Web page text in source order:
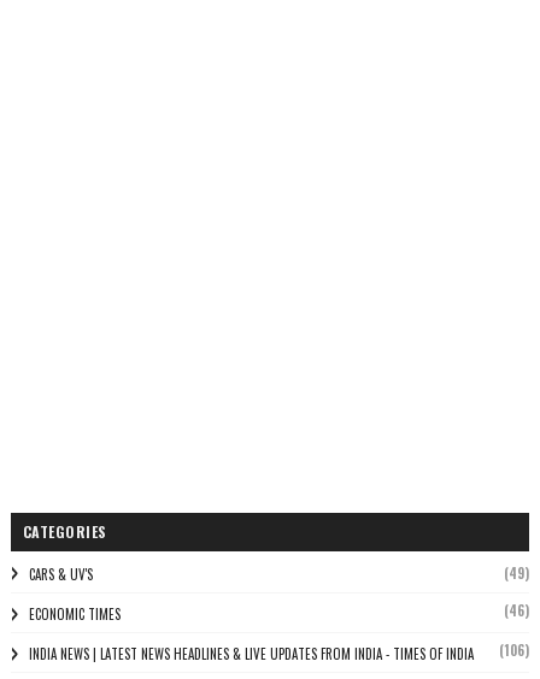
CATEGORIES
CARS & UV'S (49)
ECONOMIC TIMES (46)
INDIA NEWS | LATEST NEWS HEADLINES & LIVE UPDATES FROM INDIA - TIMES OF INDIA (106)